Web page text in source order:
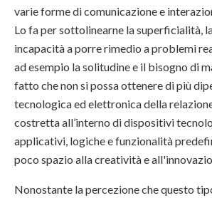
varie forme di comunicazione e
Lo fa per sottolinearne la superficialità,
incapacità a porre rimedio a problemi
ad esempio la solitudine e il bisogno di
fatto che non si possa ottenere di più
tecnologica ed elettronica della
costretta all’interno di dispositivi
applicativi, logiche e funzionalità
poco spazio alla creatività e
Nonostante la percezione che questo